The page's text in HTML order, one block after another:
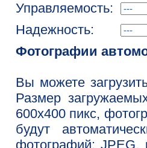
Управляемость:
Надежность:
Фотографии
Вы можете
Размер
600x400 пикс,
будут
фотографий: